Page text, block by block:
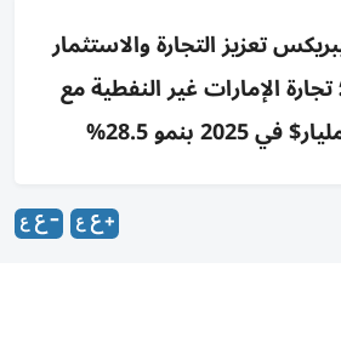
تعزيز التجارة والاستثمار
الإمارات غير النفطية مع